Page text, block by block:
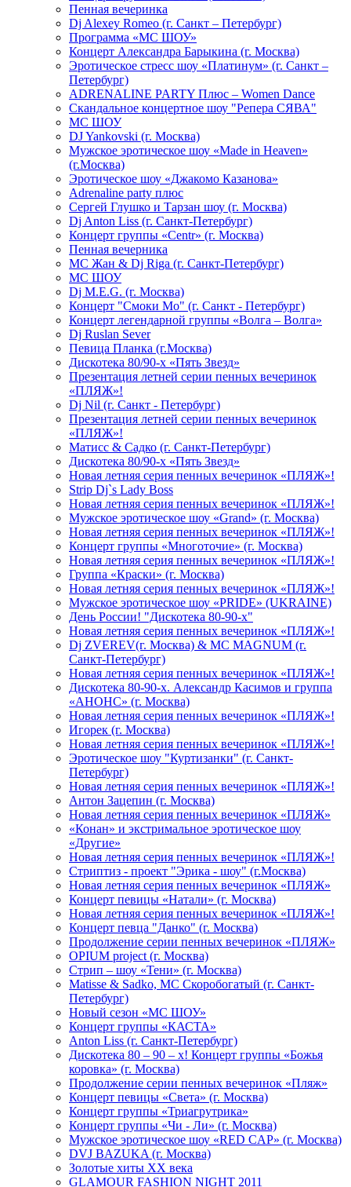
Пенная вечеринка
Dj Alexey Romeo (г. Санкт – Петербург)
Программа «МС ШОУ»
Концерт Александра Барыкина (г. Москва)
Эротическое стресс шоу «Платинум» (г. Санкт –
Петербург)
ADRENALINE PARTY Плюс – Women Dance
Скандальное концертное шоу "Репера СЯВА"
МС ШОУ
DJ Yankovski (г. Москва)
Мужское эротическое шоу «Made in Heaven»
(г.Москва)
Эротическое шоу «Джакомо Казанова»
Adrenaline party плюс
Сергей Глушко и Тарзан шоу (г. Москва)
Dj Anton Liss (г. Санкт-Петербург)
Концерт группы «Centr» (г. Москва)
Пенная вечерника
МС Жан & Dj Riga (г. Санкт-Петербург)
МС ШОУ
Dj M.E.G. (г. Москва)
Концерт "Смоки Мо" (г. Санкт - Петербург)
Концерт легендарной группы «Волга – Волга»
Dj Ruslan Sever
Певица Планка (г.Москва)
Дискотека 80/90-х «Пять Звезд»
Презентация летней серии пенных вечеринок
«ПЛЯЖ»!
Dj Nil (г. Санкт - Петербург)
Презентация летней серии пенных вечеринок
«ПЛЯЖ»!
Матисс & Садко (г. Санкт-Петербург)
Дискотека 80/90-х «Пять Звезд»
Новая летняя серия пенных вечеринок «ПЛЯЖ»!
Strip Dj`s Lady Boss
Новая летняя серия пенных вечеринок «ПЛЯЖ»!
Мужское эротическое шоу «Grand» (г. Москва)
Новая летняя серия пенных вечеринок «ПЛЯЖ»!
Концерт группы «Многоточие» (г. Москва)
Новая летняя серия пенных вечеринок «ПЛЯЖ»!
Группа «Краски» (г. Москва)
Новая летняя серия пенных вечеринок «ПЛЯЖ»!
Мужское эротическое шоу «PRIDE» (UKRAINE)
День России! "Дискотека 80-90-х"
Новая летняя серия пенных вечеринок «ПЛЯЖ»!
Dj ZVEREV(г. Москва) & MC MAGNUM (г.
Санкт-Петербург)
Новая летняя серия пенных вечеринок «ПЛЯЖ»!
Дискотека 80-90-х. Александр Касимов и группа
«АНОНС» (г. Москва)
Новая летняя серия пенных вечеринок «ПЛЯЖ»!
Игорек (г. Москва)
Новая летняя серия пенных вечеринок «ПЛЯЖ»!
Эротическое шоу "Куртизанки" (г. Санкт-
Петербург)
Новая летняя серия пенных вечеринок «ПЛЯЖ»!
Антон Зацепин (г. Москва)
Новая летняя серия пенных вечеринок «ПЛЯЖ»
«Конан» и экстримальное эротическое шоу
«Другие»
Новая летняя серия пенных вечеринок «ПЛЯЖ»!
Стриптиз - проект "Эрика - шоу" (г.Москва)
Новая летняя серия пенных вечеринок «ПЛЯЖ»
Концерт певицы «Натали» (г. Москва)
Новая летняя серия пенных вечеринок «ПЛЯЖ»!
Концерт певца "Данко" (г. Москва)
Продолжение серии пенных вечеринок «ПЛЯЖ»
OPIUM project (г. Москва)
Стрип – шоу «Тени» (г. Москва)
Matissе & Sadko, MC Скоробогатый (г. Санкт-
Петербург)
Новый сезон «МС ШОУ»
Концерт группы «КАСТА»
Anton Liss (г. Санкт-Петербург)
Дискотека 80 – 90 – х! Концерт группы «Божья
коровка» (г. Москва)
Продолжение серии пенных вечеринок «Пляж»
Концерт певицы «Света» (г. Москва)
Концерт группы «Триагрутрика»
Концерт группы «Чи - Ли» (г. Москва)
Мужское эротическое шоу «RED CAP» (г. Москва)
DVJ BAZUKA (г. Москва)
Золотые хиты XX века
GLAMOUR FASHION NIGHT 2011